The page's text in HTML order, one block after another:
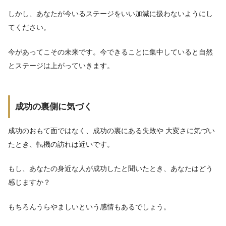
しかし、あなたが今いるステージをいい加減に扱わないようにし
てください。
今があってこその未来です。今できることに集中していると自然
とステージは上がっていきます。
成功の裏側に気づく
成功のおもて面ではなく、成功の裏にある失敗や 大変さに気づい
たとき、転機の訪れは近いです。
もし、あなたの身近な人が成功したと聞いたとき、あなたはどう
感じますか？
もちろんうらやましいという感情もあるでしょう。